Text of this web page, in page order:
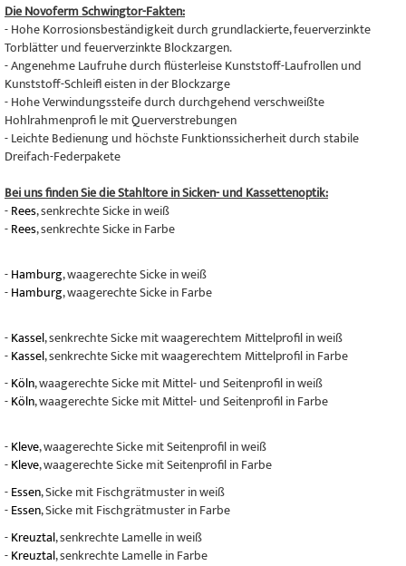
Die Novoferm Schwingtor-Fakten:
- Hohe Korrosionsbeständigkeit durch grundlackierte, feuerverzinkte
Torblätter und feuerverzinkte Blockzargen.
- Angenehme Laufruhe durch flüsterleise Kunststoff-Laufrollen und
Kunststoff-Schleifl eisten in der Blockzarge
- Hohe Verwindungssteife durch durchgehend verschweißte
Hohlrahmenprofi le mit Querverstrebungen
- Leichte Bedienung und höchste Funktionssicherheit durch stabile
Dreifach-Federpakete
Bei uns finden Sie die Stahltore in Sicken- und Kassettenoptik:
-Rees, senkrechte Sicke in weiß
-Rees, senkrechte Sicke in Farbe
-Hamburg, waagerechte Sicke in weiß
-Hamburg, waagerechte Sicke in Farbe
-Kassel, senkrechte Sicke mit waagerechtem Mittelprofil in weiß
-Kassel, senkrechte Sicke mit waagerechtem Mittelprofil in Farbe
-Köln, waagerechte Sicke mit Mittel- und Seitenprofil in weiß
-Köln, waagerechte Sicke mit Mittel- und Seitenprofil in Farbe
-Kleve, waagerechte Sicke mit Seitenprofil in weiß
-Kleve, waagerechte Sicke mit Seitenprofil in Farbe
-Essen, Sicke mit Fischgrätmuster in weiß
-Essen, Sicke mit Fischgrätmuster in Farbe
-Kreuztal, senkrechte Lamelle in weiß
-Kreuztal, senkrechte Lamelle in Farbe